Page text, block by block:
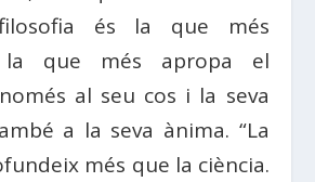
és la que més
la que més apropa el
al seu cos i la seva
a la seva ànima. “La
més que la ciència.